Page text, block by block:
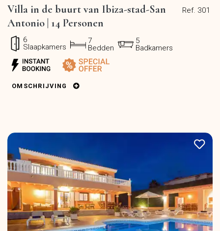
Ref. 301
Villa in de buurt van Ibiza-stad-San
Antonio | 14 Personen
6
Slaapkamers
7
Bedden
5
Badkamers
OMSCHRIJVING